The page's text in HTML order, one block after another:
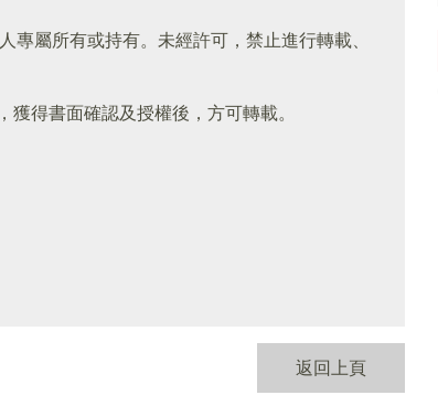
專屬所有或持有。未經許可，禁止進行轉載、
，獲得書面確認及授權後，方可轉載。
返回上頁